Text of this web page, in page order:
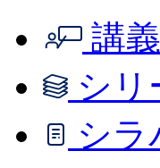
講
シリ
シラ